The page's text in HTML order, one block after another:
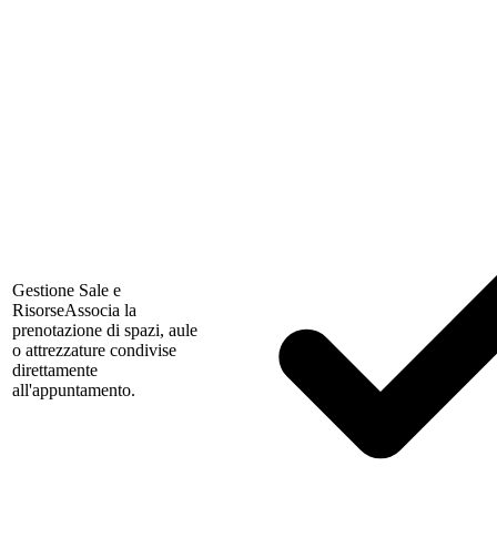
Gestione Sale e
RisorseAssocia la
prenotazione di spazi, aule
o attrezzature condivise
direttamente
all'appuntamento.